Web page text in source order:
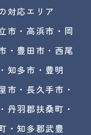
対応エリア
市・高浜市・岡
・豊田市・西尾
知多市・豊明
市・長久手市・
丹羽郡扶桑町・
・知多郡武豊